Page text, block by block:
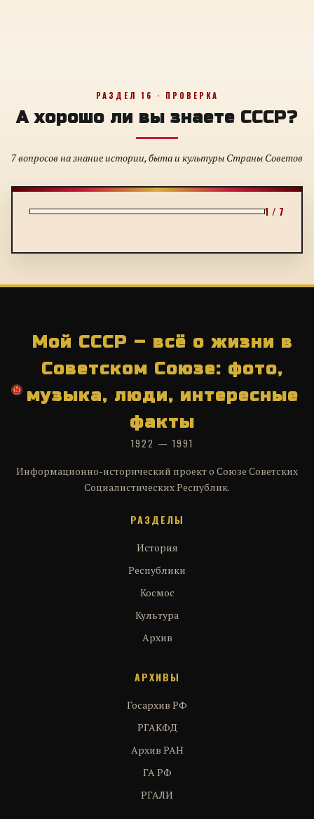
РАЗДЕЛ 16 · ПРОВЕРКА
А хорошо ли вы знаете СССР?
7 вопросов на знание истории, быта и культуры Страны Советов
1 / 7
Мой СССР – всё о жизни в
Советском Союзе: фото,
музыка, люди, интересные
факты
1922 — 1991
Информационно-исторический проект о Союзе Советских
Социалистических Республик.
РАЗДЕЛЫ
История
Республики
Космос
Культура
Архив
АРХИВЫ
Госархив РФ
РГАКФД
Архив РАН
ГА РФ
РГАЛИ